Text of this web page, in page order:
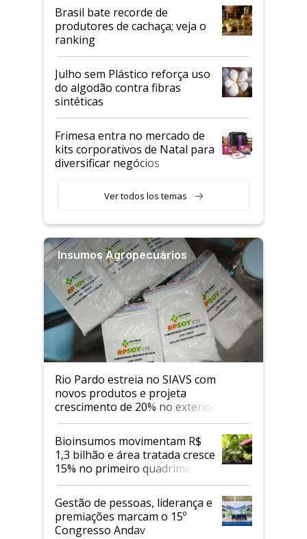
Brasil bate recorde de
produtores de cachaça; veja o
ranking
Julho sem Plástico reforça uso
do algodão contra fibras
sintéticas
Frimesa entra no mercado de
kits corporativos de Natal para
diversificar negócios
Ver todos los temas
Insumos Agropecuários
Rio Pardo estreia no SIAVS com
novos produtos e projeta
crescimento de 20% no exterior
Bioinsumos movimentam R$
1,3 bilhão e área tratada cresce
15% no primeiro quadrimestre
de 2026
Gestão de pessoas, liderança e
premiações marcam o 15º
Congresso Andav